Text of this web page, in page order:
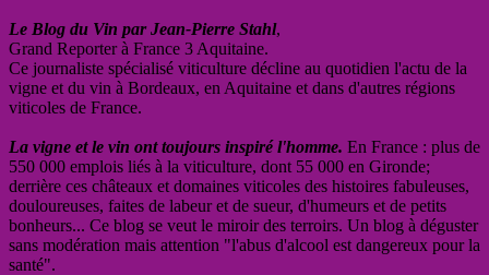
Le Blog du Vin par Jean-Pierre Stahl,
Grand Reporter à France 3 Aquitaine.
Ce journaliste spécialisé viticulture décline au quotidien l'actu de la
vigne et du vin à Bordeaux, en Aquitaine et dans d'autres régions
viticoles de France.
La vigne et le vin ont toujours inspiré l'homme. En France : plus de
550 000 emplois liés à la viticulture, dont 55 000 en Gironde;
derrière ces châteaux et domaines viticoles des histoires fabuleuses,
douloureuses, faites de labeur et de sueur, d'humeurs et de petits
bonheurs... Ce blog se veut le miroir des terroirs. Un blog à déguster
sans modération mais attention "l'abus d'alcool est dangereux pour la
santé".